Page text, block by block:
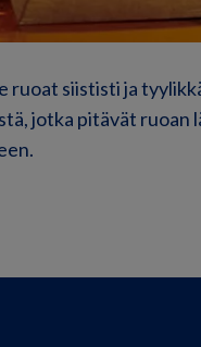
ruoat siististi ja
jotka pitävät ruoan